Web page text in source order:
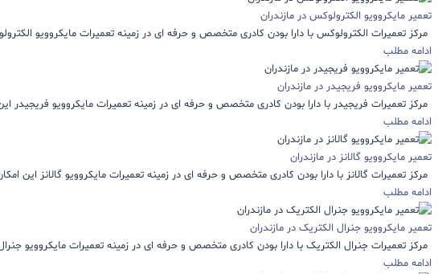
تعمیر مایکروویو الکترولوکس در مازندران
مرکز تعمیرات الکترولوکس با دارا بودن کادری متخصص و حرفه ای در زمینه تعمیرات مایکروویو
ادامه مطلب
تعمیر مایکروویو فریجیدر در مازندران
مرکز تعمیرات فریجیدر با دارا بودن کادری متخصص و حرفه ای در زمینه تعمیرات مایکروویو فریجیدر
ادامه مطلب
تعمیر مایکروویو گالانز در مازندران
مرکز تعمیرات گالانز با دارا بودن کادری متخصص و حرفه ای در زمینه تعمیرات مایکروویو گالانز این
ادامه مطلب
تعمیر مایکروویو جنرال الکتریک در مازندران
مرکز تعمیرات جنرال الکتریک با دارا بودن کادری متخصص و حرفه ای در زمینه تعمیرات مایکروویو
ادامه مطلب